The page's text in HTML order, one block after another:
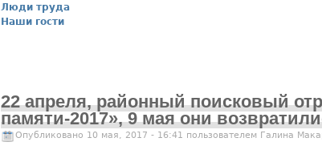
Люди труда
Наши гости
22 апреля, районный поисковый
памяти-2017», 9 мая они
Опубликовано 10 мая, 2017 - 16:41 пользователем Галина